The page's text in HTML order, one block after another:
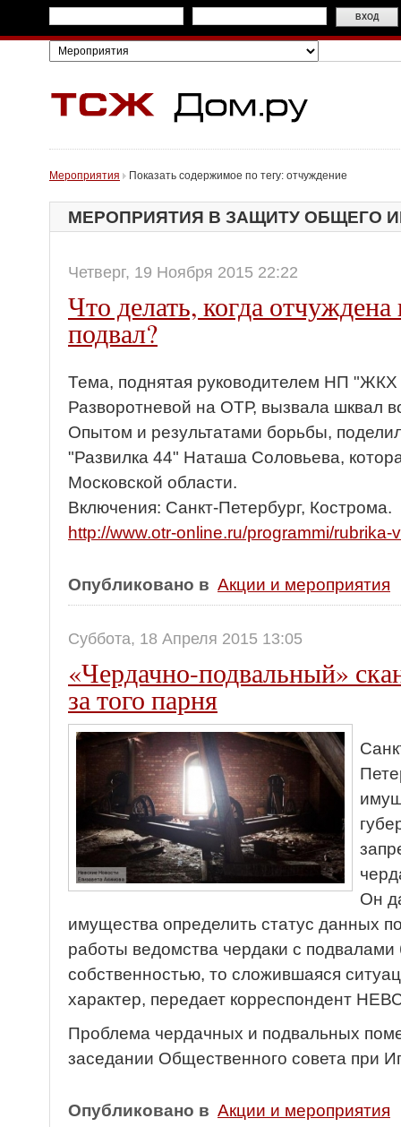
Мероприятия Показать содержимое по тегу: отчуждение
МЕРОПРИЯТИЯ В ЗАЩИТУ ОБЩЕГО
Четверг, 19 Ноября 2015 22:22
Что делать, когда
подвал?
Тема, поднятая руководителем НП "ЖКХ
Разворотневой на ОТР, вызвала шквал
Опытом и результатами борьбы,
"Развилка 44" Наташа Соловьева,
Московской области.
Включения: Санкт-Петербург, Кострома.
http://www.otr-online.ru/programmi/rubrika-
Опубликовано в Акции и мероприятия
Суббота, 18 Апреля 2015 13:05
«Чердачно-подвальный»
за того парня
Он
имущества определить статус данных
работы ведомства чердаки с
собственностью, то сложившаяся
характер, передает корреспондент
Проблема чердачных и подвальных
заседании Общественного совета при
Опубликовано в Акции и мероприятия